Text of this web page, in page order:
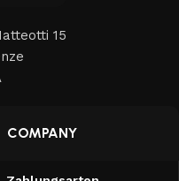
15
COMPANY